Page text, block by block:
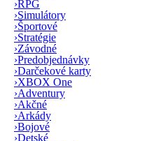
›RPG
›Simulátory
›Športové
›Stratégie
›Závodné
›Predobjednávky
›Darčekové karty
›XBOX One
›Adventury
›Akčné
›Arkády
›Bojové
›Detské